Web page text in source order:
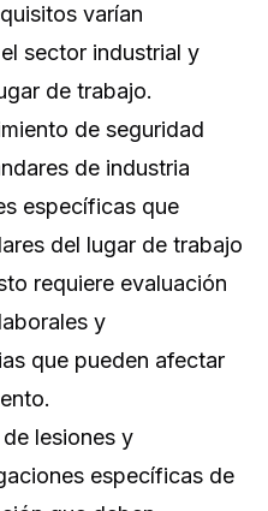
varían
sector industrial y
de trabajo.
de seguridad
de industria
específicas que
del lugar de trabajo
requiere evaluación
y
que pueden afectar
lesiones y
específicas de